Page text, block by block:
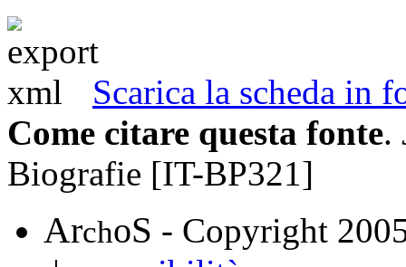
Scarica la scheda in
Come citare questa fonte.
Biografie [IT-BP321]
ArchoS - Copyright